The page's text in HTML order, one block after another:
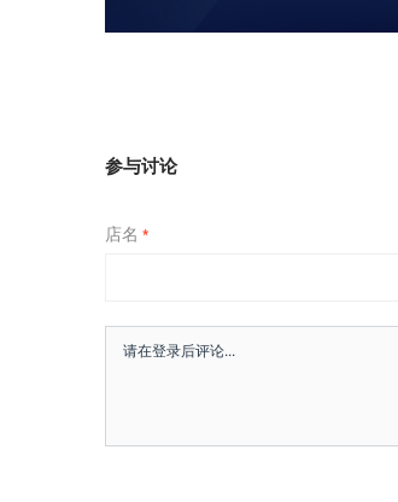
参与讨论
店名 *